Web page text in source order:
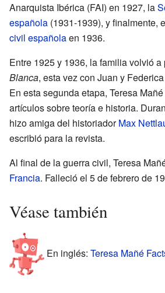
Anarquista Ibérica (FAI) en 1927, la
española (1931-1939), y finalmente,
civil españolaen 1936.
Entre 1925 y 1936, la familia volvió
Blanca, esta vez con Juan y
En esta segunda etapa, Teresa
artículos sobre teoría e historia.
hizo amiga del historiadorMax
escribió para la revista.
Al final de la guerra civil, Teresa
Francia. Falleció el 5 de febrero de
Véase también
En inglés: Teresa Mañé